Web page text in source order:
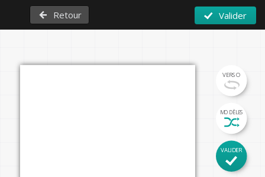
Retour Valider
VERSO
MODÈLES
VALIDER